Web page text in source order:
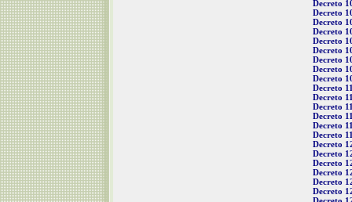
Decreto
Decreto
Decreto
Decreto
Decreto
Decreto
Decreto
Decreto
Decreto
Decreto
Decreto
Decreto
Decreto
Decreto
Decreto
Decreto
Decreto
Decreto
Decreto
Decreto
Decreto